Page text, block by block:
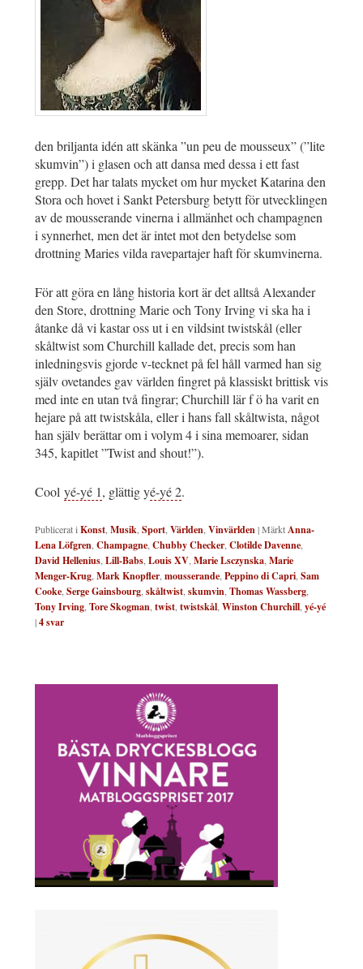
den briljanta idén att skänka ”un peu de mousseux” (”lite
skumvin”) i glasen och att dansa med dessa i ett fast
grepp. Det har talats mycket om hur mycket Katarina den
Stora och hovet i Sankt Petersburg betytt för utvecklingen
av de mousserande vinerna i allmänhet och champagnen
i synnerhet, men det är intet mot den betydelse som
drottning Maries vilda ravepartajer haft för skumvinerna.
För att göra en lång historia kort är det alltså Alexander
den Store, drottning Marie och Tony Irving vi ska ha i
åtanke då vi kastar oss ut i en vildsint twistskål (eller
skåltwist som Churchill kallade det, precis som han
inledningsvis gjorde v-tecknet på fel håll varmed han sig
själv ovetandes gav världen fingret på klassiskt brittisk vis
med inte en utan två fingrar; Churchill lär f ö ha varit en
hejare på att twistskåla, eller i hans fall skåltwista, något
han själv berättar om i volym 4 i sina memoarer, sidan
345, kapitlet ”Twist and shout!”).
Cool yé-yé 1, glättig yé-yé 2.
Publicerat i Konst Musik Sport Världen Vinvärlden|MärktAnna-
Lena Löfgren Champagne Chubby Checker Clotilde Davenne
David Hellenius Lill-Babs Louis XV Marie Lsczynska Marie
Menger-Krug Mark Knopfler mousserande Peppino di Capri Sam
Cooke Serge Gainsbourg skåltwist skumvin Thomas Wassberg
Tony Irving Tore Skogman twist twistskål Winston Churchill yé-yé
|4svar